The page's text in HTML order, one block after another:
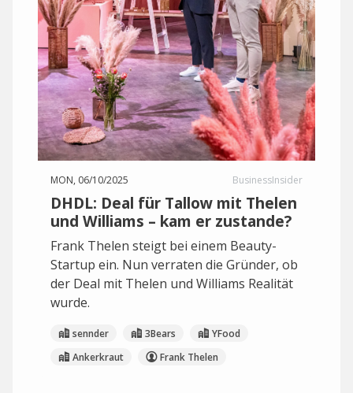
MON, 06/10/2025 BusinessInsider
DHDL: Deal für Tallow mit Thelen
und Williams – kam er zustande?
Frank Thelen steigt bei einem Beauty-
Startup ein. Nun verraten die Gründer, ob
der Deal mit Thelen und Williams Realität
wurde.
sennder 3Bears
YFood
Ankerkraut
Frank Thelen